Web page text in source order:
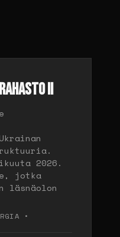
II
2026.
jotka
läsnäolon
•